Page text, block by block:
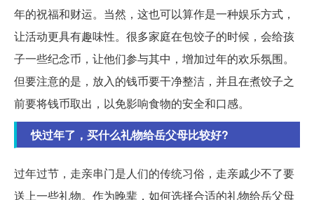
年的祝福和财运。当然，这也可以算作是一种娱乐方式，
让活动更具有趣味性。很多家庭在包饺子的时候，会给孩
子一些纪念币，让他们参与其中，增加过年的欢乐氛围。
但要注意的是，放入的钱币要干净整洁，并且在煮饺子之
前要将钱币取出，以免影响食物的安全和口感。
快过年了，买什么礼物给岳父母比较好?
过年过节，走亲串门是人们的传统习俗，走亲戚少不了要
送上一些礼物。作为晚辈，如何选择合适的礼物给岳父母